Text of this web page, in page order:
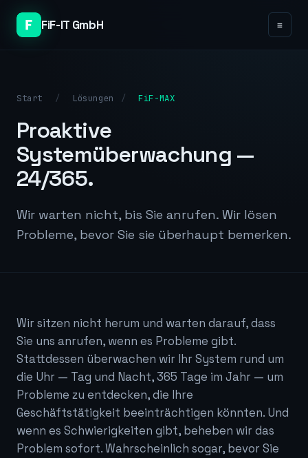
FiF-IT GmbH ≡
Start / Lösungen / FiF-MAX
Proaktive
Systemüberwachung —
24/365.
Wir warten nicht, bis Sie anrufen. Wir lösen
Probleme, bevor Sie sie überhaupt bemerken.
Wir sitzen nicht herum und warten darauf, dass
Sie uns anrufen, wenn es Probleme gibt.
Stattdessen überwachen wir Ihr System rund um
die Uhr — Tag und Nacht, 365 Tage im Jahr — um
Probleme zu entdecken, die Ihre
Geschäftstätigkeit beeinträchtigen könnten. Und
wenn es Schwierigkeiten gibt, beheben wir das
Problem sofort. Wahrscheinlich sogar, bevor Sie